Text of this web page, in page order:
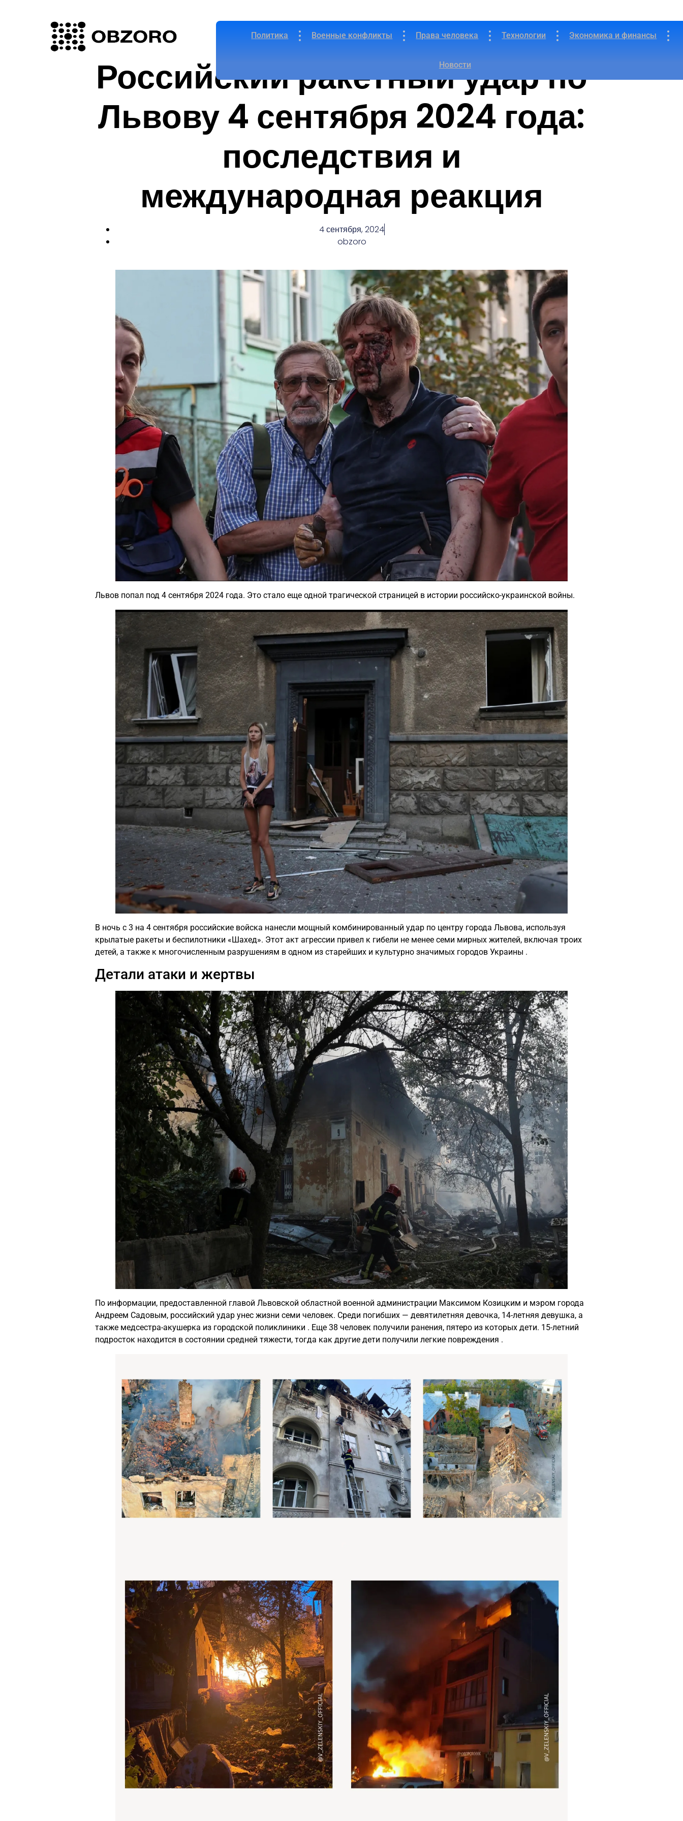
Политика Военные конфликты Права человека Технологии Экономика и финансы
Новости
Российский ракетный удар по
Львову 4 сентября 2024 года:
последствия и
международная реакция
4 сентября, 2024
obzoro
Львов попал под 4 сентября 2024 года. Это стало еще одной трагической страницей в истории российско-украинской войны.
В ночь с 3 на 4 сентября российские войска нанесли мощный комбинированный удар по центру города Львова, используя
крылатые ракеты и беспилотники «Шахед». Этот акт агрессии привел к гибели не менее семи мирных жителей, включая троих
детей, а также к многочисленным разрушениям в одном из старейших и культурно значимых городов Украины .
Детали атаки и жертвы
По информации, предоставленной главой Львовской областной военной администрации Максимом Козицким и мэром города
Андреем Садовым, российский удар унес жизни семи человек. Среди погибших — девятилетняя девочка, 14-летняя девушка, а
также медсестра-акушерка из городской поликлиники . Еще 38 человек получили ранения, пятеро из которых дети. 15-летний
подросток находится в состоянии средней тяжести, тогда как другие дети получили легкие повреждения .